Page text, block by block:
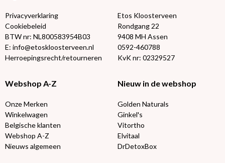
Privacyverklaring
Cookiebeleid
BTW nr: NL800583954B03
E: info@etoskloosterveen.nl
Herroepingsrecht/retourneren
Etos Kloosterveen
Rondgang 22
9408 MH Assen
0592-460788
KvK nr: 02329527
Webshop A-Z
Onze Merken
Winkelwagen
Belgische klanten
Webshop A-Z
Nieuws algemeen
Nieuw in de webshop
Golden Naturals
Ginkel's
Vitortho
Elvitaal
DrDetoxBox